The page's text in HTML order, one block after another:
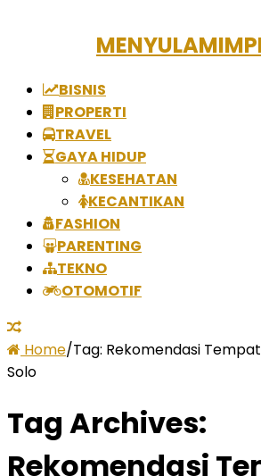
BISNIS
PROPERTI
TRAVEL
GAYA HIDUP
KESEHATAN
KECANTIKAN
FASHION
PARENTING
TEKNO
OTOMOTIF
Home/Tag: Rekomendasi
Solo
Tag Archives:
Rekomendasi